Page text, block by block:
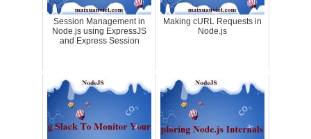
Session Management in
Node.js using ExpressJS
and Express Session
Making cURL Requests in
Node.js